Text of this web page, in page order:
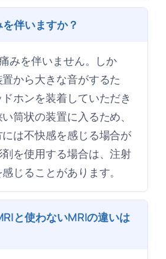
伴いますか？
みを伴いません。しか
から大きな音がするた
ホンを装着していただき
筒状の装置に入るため、
は不快感を感じる場合が
を使用する場合は、注射
じることがあります。
と使わないMRIの違いは